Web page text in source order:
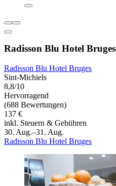
Radisson Blu Hotel Bruges
Radisson Blu Hotel Bruges
Sint-Michiels
8,8/10
Hervorragend
(688 Bewertungen)
137 €
inkl. Steuern & Gebühren
30. Aug.–31. Aug.
Radisson Blu Hotel Bruges